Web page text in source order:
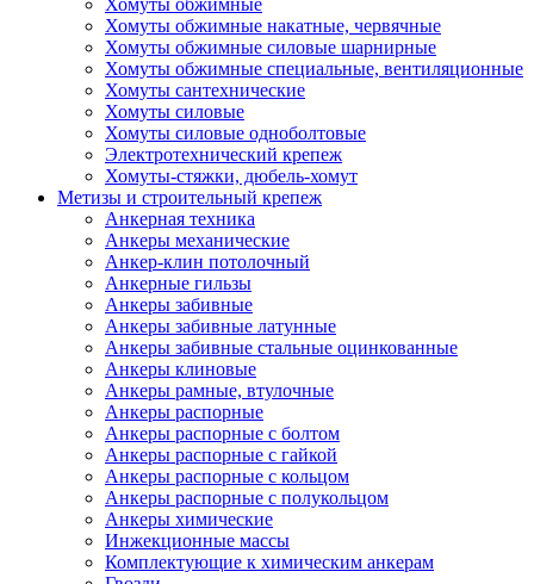
Хомуты обжимные
Хомуты обжимные накатные, червячные
Хомуты обжимные силовые шарнирные
Хомуты обжимные специальные, вентиляционные
Хомуты сантехнические
Хомуты силовые
Хомуты силовые одноболтовые
Электротехнический крепеж
Хомуты-стяжки, дюбель-хомут
Метизы и строительный крепеж
Анкерная техника
Анкеры механические
Анкер-клин потолочный
Анкерные гильзы
Анкеры забивные
Анкеры забивные латунные
Анкеры забивные стальные оцинкованные
Анкеры клиновые
Анкеры рамные, втулочные
Анкеры распорные
Анкеры распорные с болтом
Анкеры распорные с гайкой
Анкеры распорные с кольцом
Анкеры распорные с полукольцом
Анкеры химические
Инжекционные массы
Комплектующие к химическим анкерам